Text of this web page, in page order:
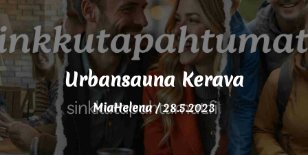
Urbansauna Kerava
MiaHelena/28.5.2023